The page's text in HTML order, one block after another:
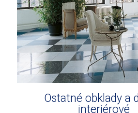
Ostatné obklady a
interiérové